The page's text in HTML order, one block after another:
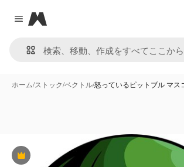
Close menu
Magnific
ホーム/ストック/ベクトル/怒っているピットブル マ
Premium